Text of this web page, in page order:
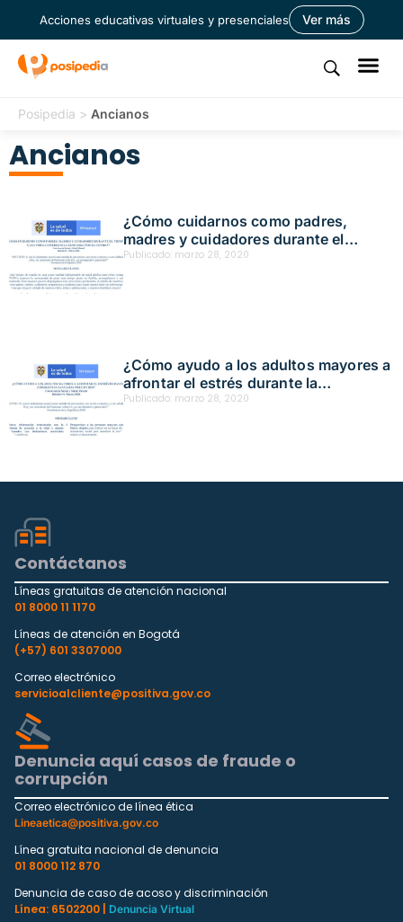
Acciones educativas virtuales y presenciales Ver más
Posipedia > Ancianos
Ancianos
¿Cómo cuidarnos como padres,
madres y cuidadores durante el
tiempo en casa por la emergencia
sanitaria por el covid-19?
Publicado: marzo 28, 2020
¿Cómo ayudo a los adultos mayores a
afrontar el estrés durante la
emergencia sanitaria por covid-19?
Publicado: marzo 28, 2020
Contáctanos
Líneas gratuitas de atención nacional
01 8000 11 1170
Líneas de atención en Bogotá
(+57) 601 3307000
Correo electrónico
servicioalcliente@positiva.gov.co
Denuncia aquí casos de fraude o
corrupción
Correo electrónico de línea ética
Lineaetica@positiva.gov.co
Línea gratuita nacional de denuncia
01 8000 112 870
Denuncia de caso de acoso y discriminación
Línea: 6502200 |
Denuncia Virtual